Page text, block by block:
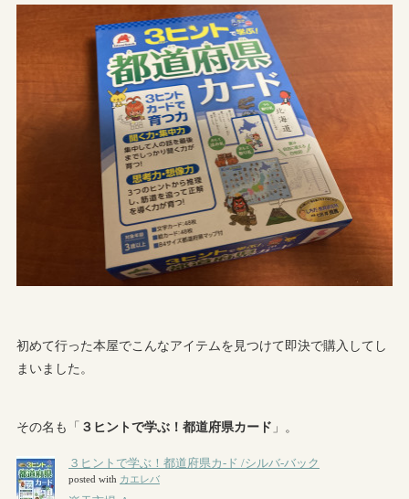
初めて行った本屋でこんなアイテムを見つけて即決で購入してし
まいました。
その名も「 ３ヒントで学ぶ！都道府県カード 」。